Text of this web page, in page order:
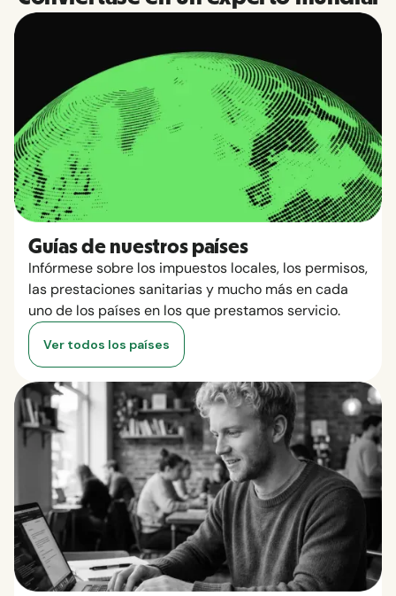
Guías de nuestros países
Infórmese sobre los impuestos locales, los permisos,
las prestaciones sanitarias y mucho más en cada
uno de los países en los que prestamos servicio.
Ver todos los países